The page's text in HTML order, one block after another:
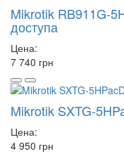
Mikrotik RB911G-
доступа
Цена:
7 740 грн
Mikrotik SXTG-
Цена:
4 950 грн